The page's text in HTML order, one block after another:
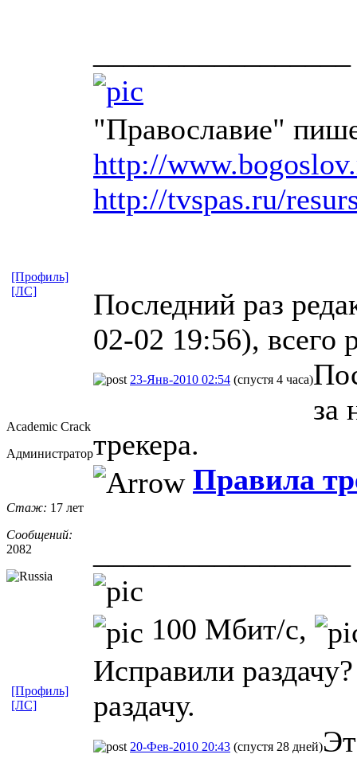
"Православие"
http://
http://tvspas.ru/
Последний раз
02-02 19:56), всего
[Профиль]
[ЛС]
Academic Crack
Администратор
Стаж: 17 лет
Сообщений:
2082
23-Янв-2010 02:54 (спустя 4 часа)
за
трекера.
Правила
100 Мбит/с,
Исправили
раздачу.
[Профиль]
[ЛС]
20-Фев-2010 20:43 (спустя 28 дней)